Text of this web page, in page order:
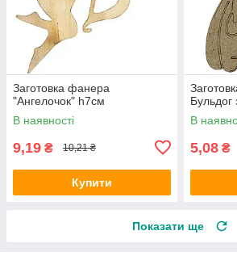
Заготовка фанера
"Ангелочок" h7cм
В наявності
9,19 ₴ 10,21 ₴
Купити
Бульдог
В
5,08 ₴
Показати ще